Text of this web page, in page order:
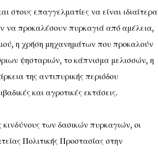
στους επαγγελματίες να είναι ιδιαίτερα
να προκαλέσουν πυρκαγιά από αμέλεια,
η χρήση μηχανημάτων που προκαλούν
ψησταριών, το κάπνισμα μελισσών, η
της αντιπυρικής περιόδου
και αγροτικές εκτάσεις.
κινδύνους των δασικών πυρκαγιών, οι
Πολιτικής Προστασίας στην